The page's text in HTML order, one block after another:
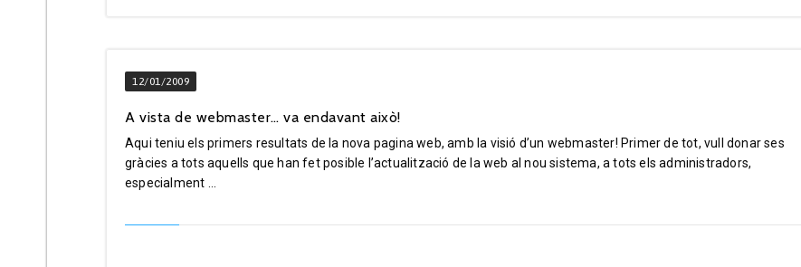
12/01/2009
A vista de webmaster… va endavant això!
Aqui teniu els primers resultats de la nova pagina web, amb la visió d’un webmaster! Primer de tot, vull donar ses
gràcies a tots aquells que han fet posible l’actualització de la web al nou sistema, a tots els administradors,
especialment ...